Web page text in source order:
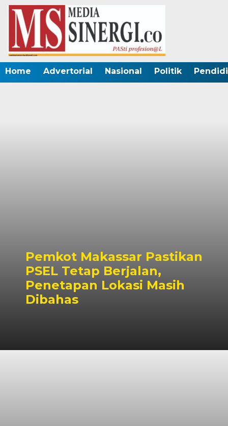
Home Advertorial Nasional Politik
Pemkot Makassar Pastikan
PSEL Tetap Berjalan,
Penetapan Lokasi Masih
Dibahas